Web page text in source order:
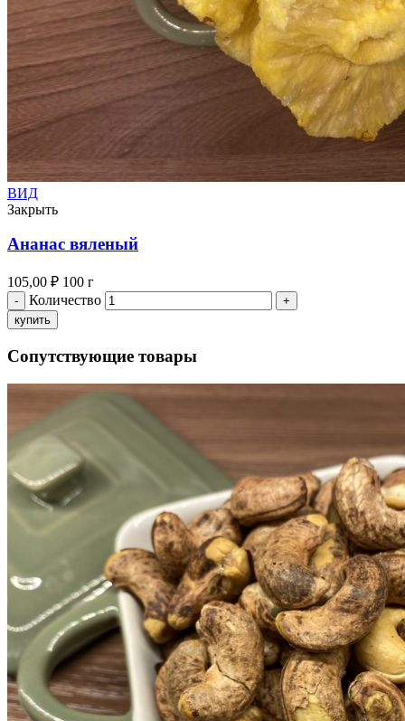
ВИД
Закрыть
Ананас вяленый
105,00 ₽ 100 г
Количество
купить
Сопутствующие товары